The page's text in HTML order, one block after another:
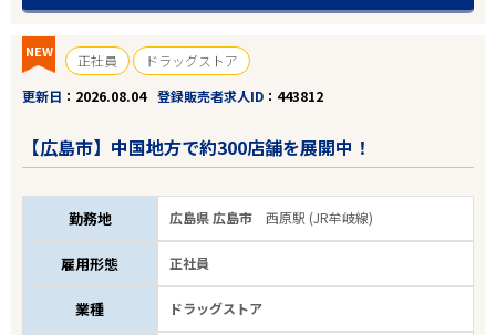
NEW 正社員
ドラッグストア
更新日
2026.08.04 登録販売者求人ID 443812
【広島市】中国地方で約300店舗を展開中！
勤務地 広島県 広島市西原駅 (JR牟岐線)
雇用形態 正社員
業種 ドラッグストア